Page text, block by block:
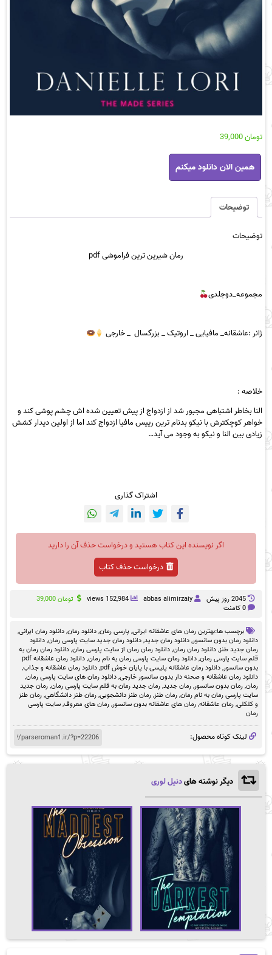
تومان39,000
رمان
شیرین
ترین
pdf
عدد
همین الان دانلود میکنم
توضیحات
توضیحات
رمان شیرین ترین فراموشی pdf
مجموعه_دوجلدی
ژانر :عاشقانه_مافیایی_ اروتیک _ بزرگسال _ خارجی
خلاصه :
النا بخاطر اشتباهی مجبور شد از ازدواج از پیش تعیین شده اش چشم پوشی کند و
خواهر کوچکترش با نیکو بدنام ترین رییس مافیا ازدواج کند اما از اولین دیدار کشش
زیادی بین النا و نیکو به وجود می آید…
اشتراک گذاری
اگر نویسنده این کتاب هستید و درخواست حذف آن را دارید
درخواست حذف کتاب
2045 روز پيش abbas alimirzaiy
152,984 views تومان39,000
0 کامنت
برچسب ها:بهترین رمان های عاشقانه ایرانی, پارسی رمان,دانلود رمان,دانلود رمان ایرانی,
دانلود رمان بدون سانسور,دانلود رمان جدید,دانلود رمان جدید سایت پارسی رمان,دانلود
رمان جدید طنز,دانلود رمان رمان,دانلود رمان رمان از سایت پارسی رمان,دانلود رمان رمان به
قلم سایت پارسی رمان,دانلود رمان سایت پارسی رمان به نام رمان,
دانلود رمان عاشقانه pdf
بدون سانسور,دانلود رمان عاشقانه پلیسی با پایان خوش pdf ,دانلود رمان عاشقانه و جذاب,
دانلود رمان عاشقانه و صحنه دار بدون سانسور خارجی,دانلود رمان های سایت پارسی رمان,
رمان,رمان بدون سانسور,رمان جدید,رمان جدید رمان به قلم سایت پارسی رمان,رمان جدید
سایت پارسی رمان به نام رمان,رمان طنز,رمان طنز دانشجویی,رمان طنز دانشگاهی,رمان طنز
و کلکلی,رمان عاشقانه,رمان های عاشقانه بدون سانسور,رمان های معروف,سایت پارسی
رمان
لینک کوتاه محصول:
دیگر نوشته هایدنیل لوری